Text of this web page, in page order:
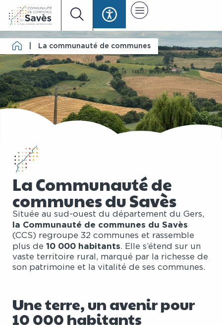
La communauté de communes
La Communauté de
communes du Savès
Située au sud-ouest du département du Gers,
la Communauté de communes du Savès
(CCS) regroupe 32 communes et rassemble
plus de 10 000 habitants. Elle s’étend sur un
vaste territoire rural, marqué par la richesse de
son patrimoine et la vitalité de ses communes.
Une terre, un avenir pour
10 000 habitants